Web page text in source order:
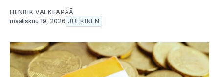
HENRIK VALKEAPÄÄ
maaliskuu 19, 2026 JULKINEN